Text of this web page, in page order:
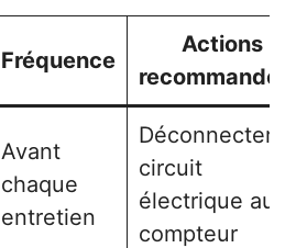
Fréquence
Actions
Avant
chaque
entretien
Déconnecter
circuit
électrique au
compteur